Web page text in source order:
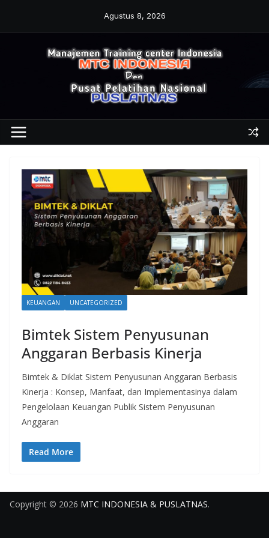
Agustus 8, 2026
KEUANGAN UNCATEGORIZED
Bimtek Sistem Penyusunan
Anggaran Berbasis Kinerja
Bimtek & Diklat Sistem Penyusunan Anggaran Berbasis
Kinerja : Konsep, Manfaat, dan Implementasinya dalam
Pengelolaan Keuangan Publik Sistem Penyusunan
Anggaran
Read More
Copyright © 2026 MTC INDONESIA & PUSLATNAS.